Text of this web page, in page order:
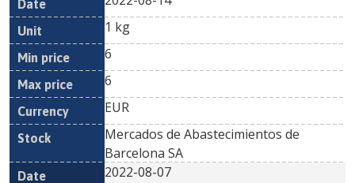
1 kg
6
6
EUR
Mercados de Abastecimientos de
Barcelona SA
2022-08-07